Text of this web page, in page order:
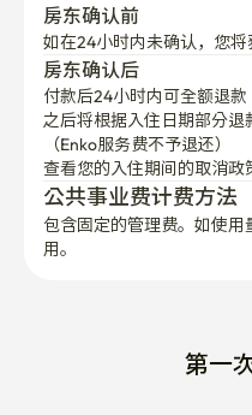
房东确认前
如在24小时内未确认，您将
房东确认后
付款后24小时内可全额退款
之后将根据入住日期部分退
（Enko服务费不予退还）
查看您的入住期间的取消政
公共事业费计费方法
包含固定的管理费。如使
用。
第一